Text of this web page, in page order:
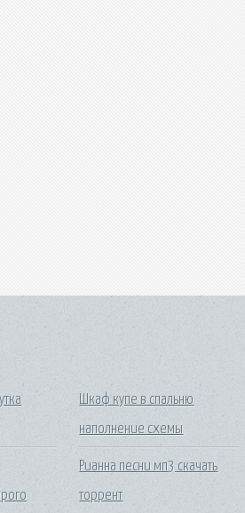
Шкаф купе в спальню
наполнение схемы
Рианна песни мп3 скачать
торрент